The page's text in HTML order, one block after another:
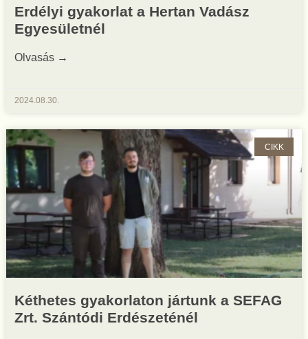
Erdélyi gyakorlat a Hertan Vadász
Egyesületnél
Olvasás →
2024.08.30.
CIKK
Kéthetes gyakorlaton jártunk a SEFAG
Zrt. Szántódi Erdészeténél